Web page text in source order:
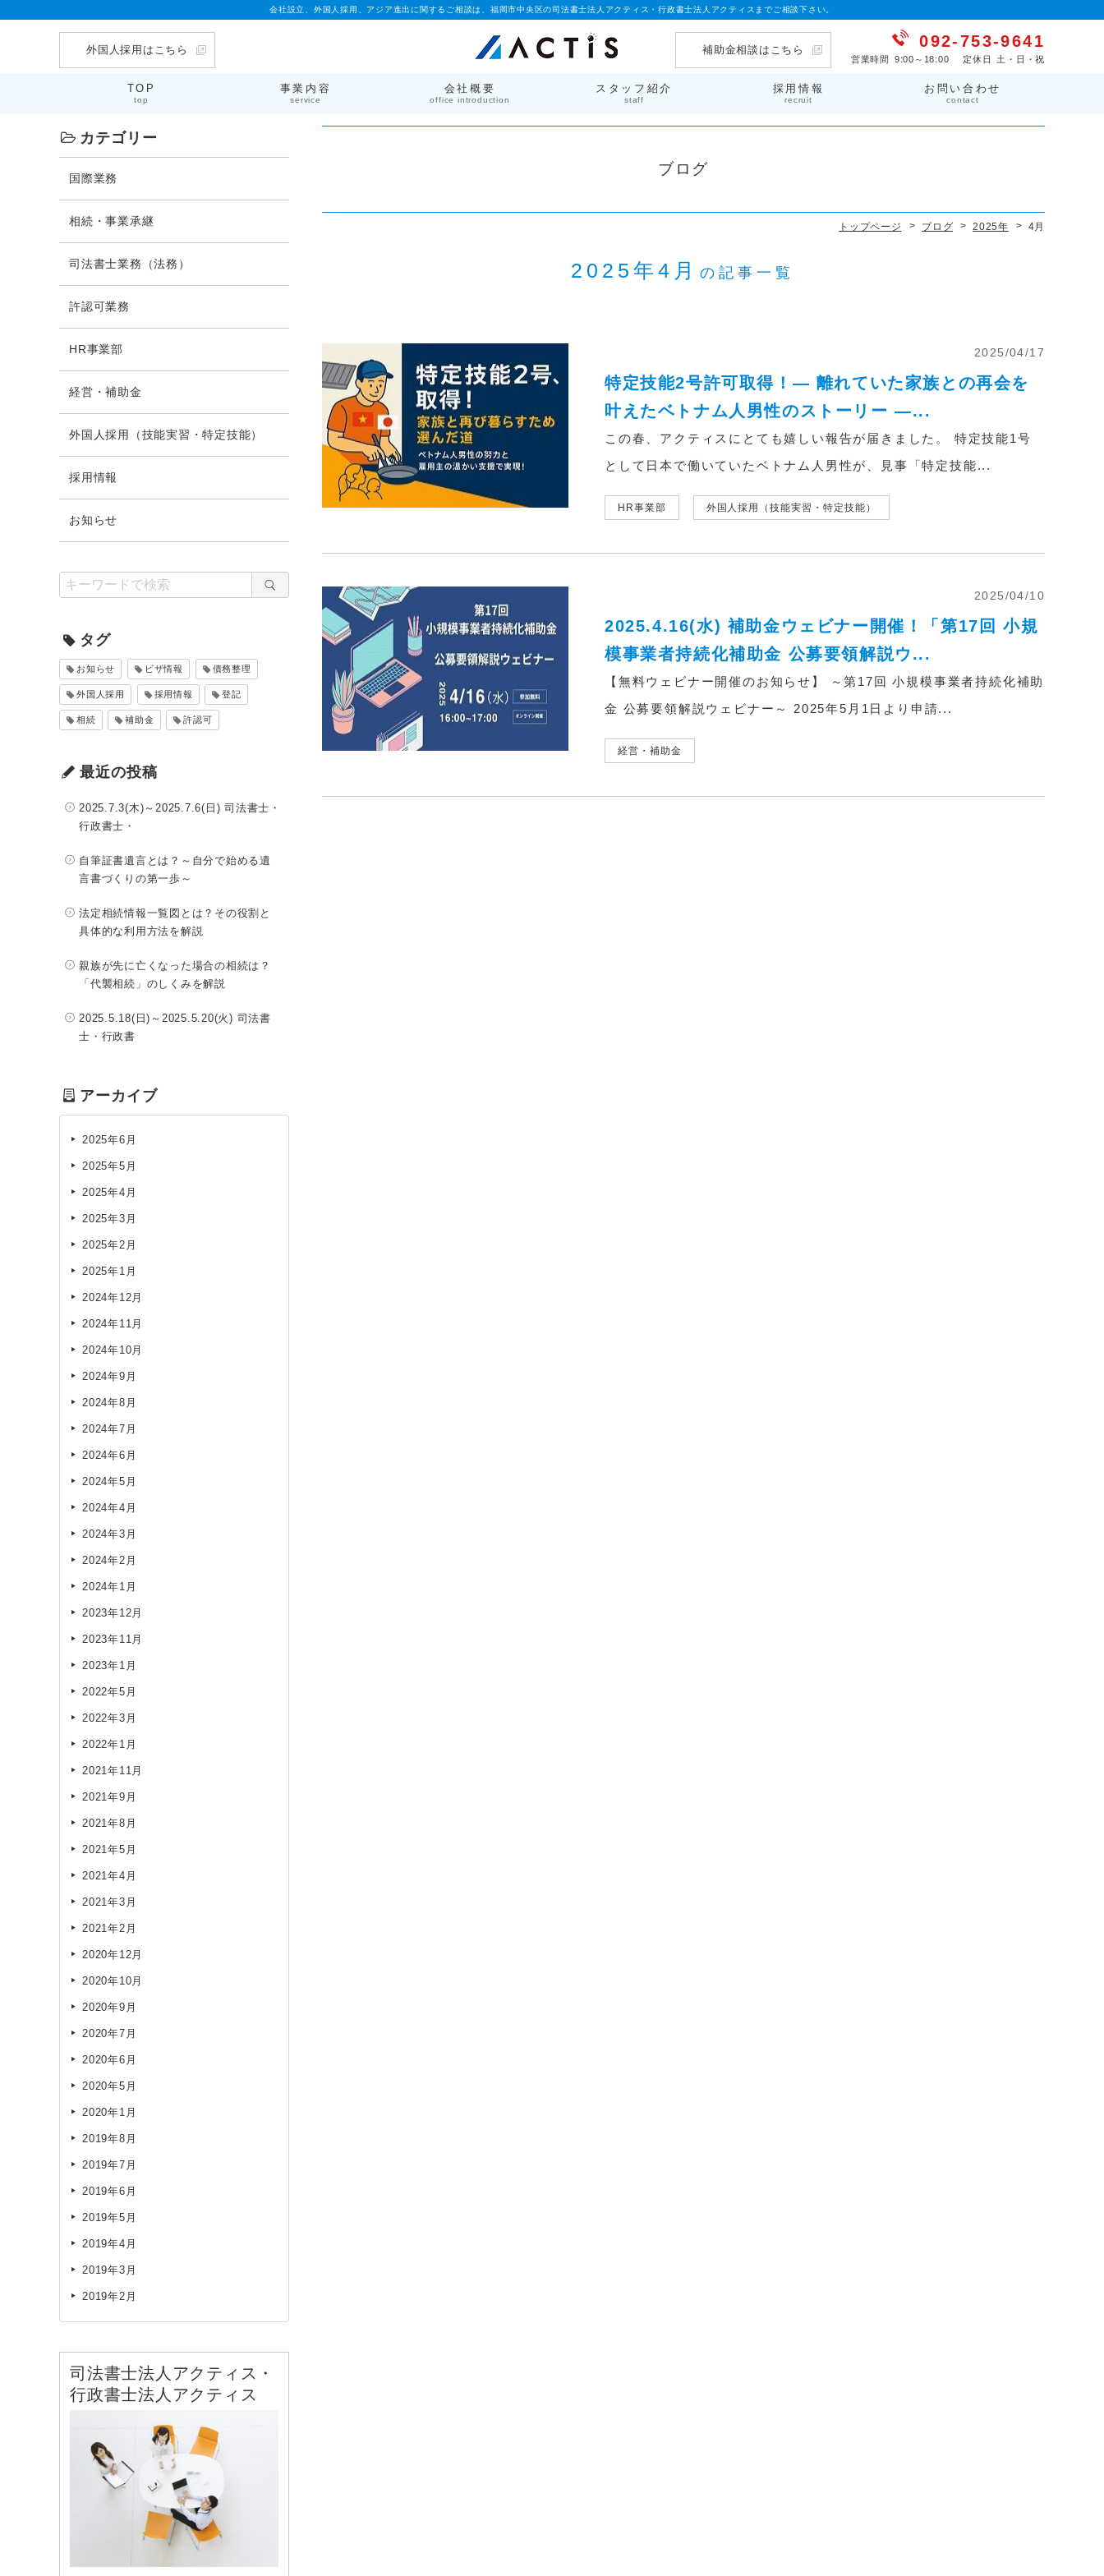
会社設立、外国人採用、アジア進出に関するご相談は、福岡市中央区の司法書士法人アクティス・行政書士法人アクティスまでご相談下さい。
外国人採用はこちら 補助金相談はこちら 092-753-9641
営業時間 9:00～18:00 定休日 土・日・祝
TOP
top
事業内容
service
会社概要
office introduction
スタッフ紹介
staff
採用情報
recruit
お問い合わせ
contact
ブログ
トップページ ブログ 2025年 4月
2025年4月 の記事一覧
2025/04/17
特定技能2号許可取得！― 離れていた家族との再会を
叶えたベトナム人男性のストーリー ―...
この春、アクティスにとても嬉しい報告が届きました。 特定技能1号
として日本で働いていたベトナム人男性が、見事「特定技能...
HR事業部 外国人採用（技能実習・特定技能）
2025/04/10
2025.4.16(水) 補助金ウェビナー開催！「第17回 小規
模事業者持続化補助金 公募要領解説ウ...
【無料ウェビナー開催のお知らせ】 ～第17回 小規模事業者持続化補助
金 公募要領解説ウェビナー～ 2025年5月1日より申請...
経営・補助金
カテゴリー
国際業務
相続・事業承継
司法書士業務（法務）
許認可業務
HR事業部
経営・補助金
外国人採用（技能実習・特定技能）
採用情報
お知らせ
タグ
お知らせ ビザ情報 債務整理
外国人採用 採用情報 登記
相続 補助金 許認可
最近の投稿
2025.7.3(木)～2025.7.6(日) 司法書士・
行政書士・
自筆証書遺言とは？～自分で始める遺
言書づくりの第一歩～
法定相続情報一覧図とは？その役割と
具体的な利用方法を解説
親族が先に亡くなった場合の相続は？
「代襲相続」のしくみを解説
2025.5.18(日)～2025.5.20(火) 司法書
士・行政書
アーカイブ
2025年6月
2025年5月
2025年4月
2025年3月
2025年2月
2025年1月
2024年12月
2024年11月
2024年10月
2024年9月
2024年8月
2024年7月
2024年6月
2024年5月
2024年4月
2024年3月
2024年2月
2024年1月
2023年12月
2023年11月
2023年1月
2022年5月
2022年3月
2022年1月
2021年11月
2021年9月
2021年8月
2021年5月
2021年4月
2021年3月
2021年2月
2020年12月
2020年10月
2020年9月
2020年7月
2020年6月
2020年5月
2020年1月
2019年8月
2019年7月
2019年6月
2019年5月
2019年4月
2019年3月
2019年2月
司法書士法人アクティス・
行政書士法人アクティス